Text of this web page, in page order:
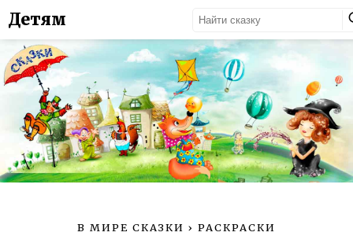
Детям
В МИРЕ СКАЗКИ › РАСКРАСКИ